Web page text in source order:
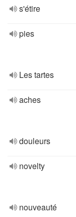
s'étire
pies
Les tartes
aches
douleurs
novelty
nouveauté